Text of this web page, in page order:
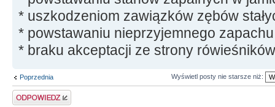
* uszkodzeniom zawiązków zębów
* powstawaniu nieprzyjemnego
* braku akceptacji ze strony
Poprzednia Wyświetl posty nie starsze niż:
Odpowiedz